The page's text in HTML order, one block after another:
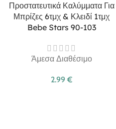
Προστατευτικά Καλύμματα Για
Μπρίζες 6τμχ & Κλειδί 1τμχ
Bebe Stars 90-103
Άμεσα Διαθέσιμο
2.99 €